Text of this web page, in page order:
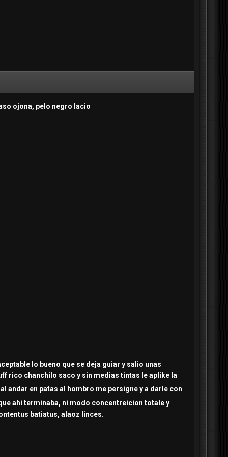
ojona, pelo negro lacio
lo bueno que se deja guiar y salio unas
rico chanchilo saco y sin medias tintas le aplike la
andar en patas al hombro me persigne y a darle con
ahi terminaba, ni modo concentreicion totale y
batiatus, alaoz linces.